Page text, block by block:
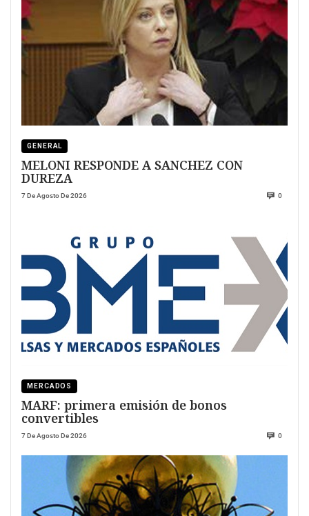
GENERAL
MELONI RESPONDE A SANCHEZ CON
DUREZA
7 De Agosto De 2026 0
MERCADOS
MARF: primera emisión de bonos
convertibles
7 De Agosto De 2026 0